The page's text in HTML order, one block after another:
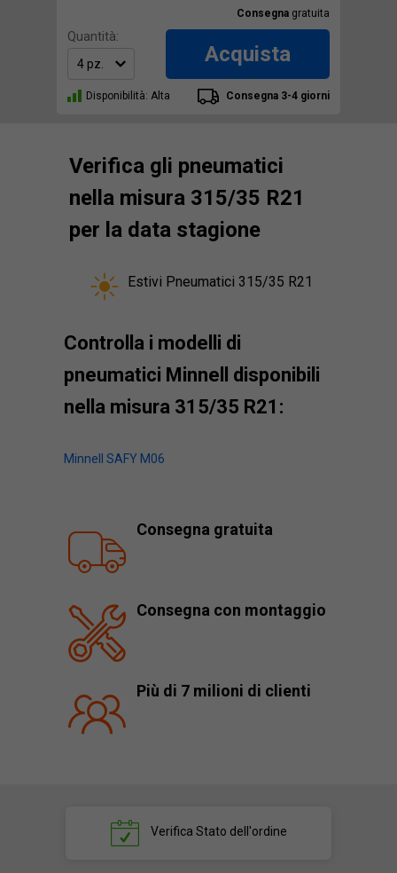
Consegna gratuita
Quantità:
Acquista
Disponibilità: Alta Consegna 3-4 giorni
Verifica gli pneumatici
nella misura 315/35 R21
per la data stagione
Estivi Pneumatici 315/35 R21
Controlla i modelli di
pneumatici Minnell disponibili
nella misura 315/35 R21:
Minnell SAFY M06
Consegna gratuita
Consegna con montaggio
Più di 7 milioni di clienti
Verifica Stato dell'ordine